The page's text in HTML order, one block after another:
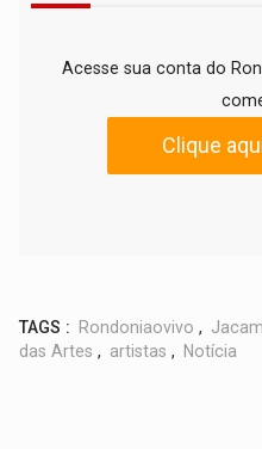
Acesse sua conta do
Clique
TAGS : Rondoniaovivo ,
das Artes , artistas , Notícia